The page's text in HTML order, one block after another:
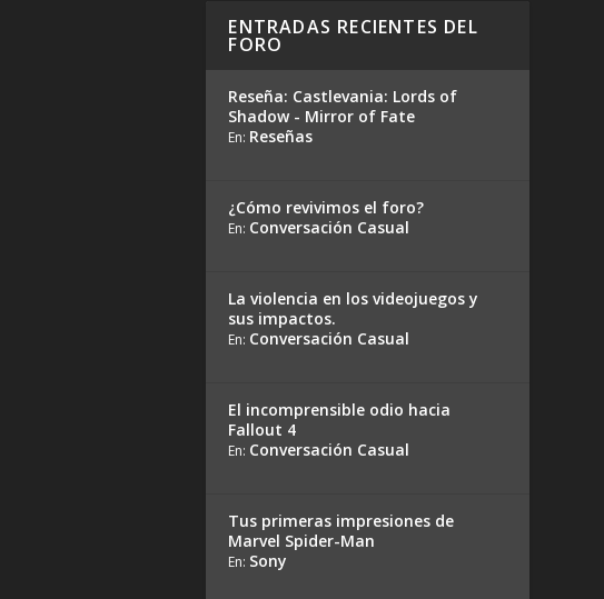
ENTRADAS RECIENTES DEL
FORO
Reseña: Castlevania: Lords of
Shadow - Mirror of Fate
En: Reseñas
¿Cómo revivimos el foro?
En: Conversación Casual
La violencia en los videojuegos y
sus impactos.
En: Conversación Casual
El incomprensible odio hacia
Fallout 4
En: Conversación Casual
Tus primeras impresiones de
Marvel Spider-Man
En: Sony